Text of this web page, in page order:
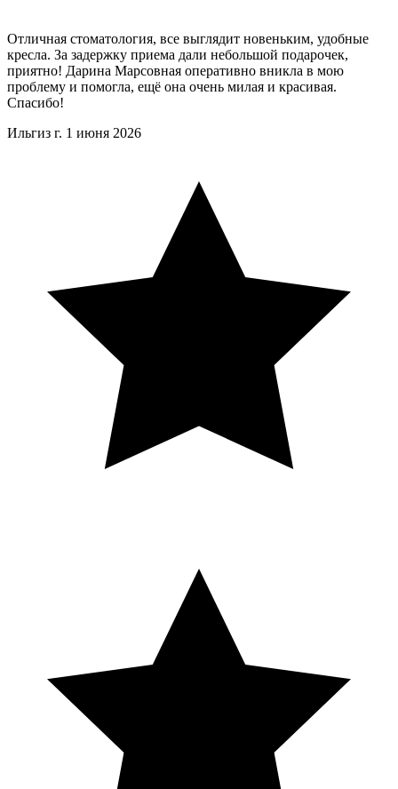
Отличная стоматология, все выглядит новеньким, удобные
кресла. За задержку приема дали небольшой подарочек,
приятно! Дарина Марсовная оперативно вникла в мою
проблему и помогла, ещё она очень милая и красивая.
Спасибо!
Ильгиз г. 1 июня 2026